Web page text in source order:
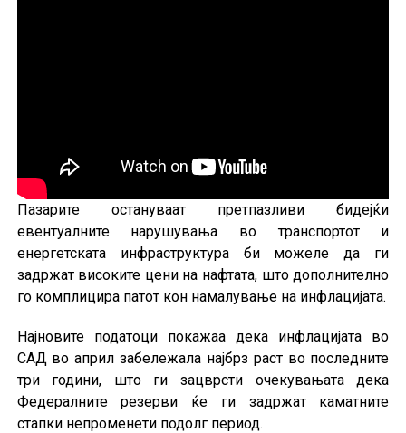
Пазарите остануваат претпазливи бидејќи
евентуалните нарушувања во транспортот и
енергетската инфраструктура би можеле да ги
задржат високите цени на нафтата, што дополнително
го комплицира патот кон намалување на инфлацијата.
Најновите податоци покажаа дека инфлацијата во
САД во април забележала најбрз раст во последните
три години, што ги зацврсти очекувањата дека
Федералните резерви ќе ги задржат каматните
стапки непроменети подолг период.